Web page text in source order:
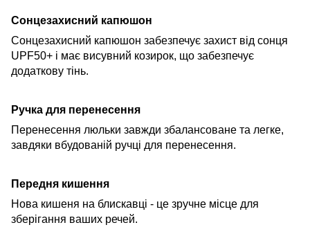
Сонцезахисний капюшон
Сонцезахисний капюшон забезпечує захист від сонця
UPF50+ і має висувний козирок, що забезпечує
додаткову тінь.
Ручка для перенесення
Перенесення люльки завжди збалансоване та легке,
завдяки вбудованій ручці для перенесення.
Передня кишення
Нова кишеня на блискавці - це зручне місце для
зберігання ваших речей.